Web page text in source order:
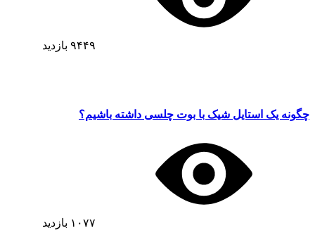
۹۴۴۹ بازدید
چگونه یک استایل شیک با بوت چلسی داشته باشیم؟
۱۰۷۷ بازدید